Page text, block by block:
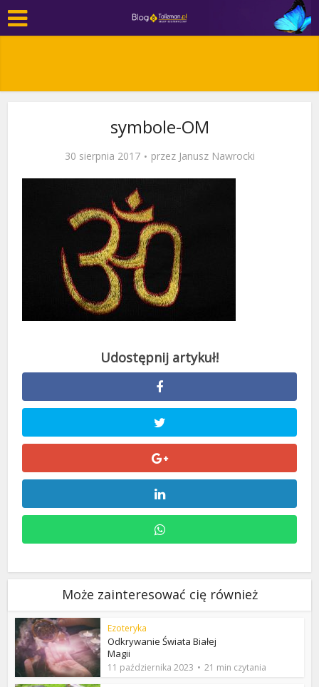
symbole-OM
30 sierpnia 2017 przez Janusz Nawrocki
Może zainteresować cię również
Ezoteryka
Odkrywanie Świata Białej
Magii
11 października 2023 21 min czytania